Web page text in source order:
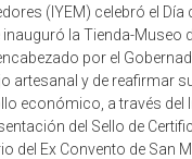
(IYEM) celebró el
la Tienda-Museo
por el
artesanal y de reafirmar
económico, a través del
del Sello de
del Ex Convento de San